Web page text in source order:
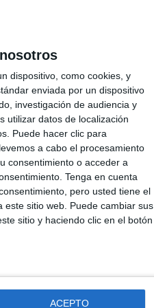
dispositivo, como cookies, y
enviada por un dispositivo
investigación de audiencia y
utilizar datos de localización
Puede hacer clic para
a cabo el procesamiento
consentimiento o acceder a
Tenga en cuenta
pero usted tiene el
sitio web. Puede cambiar sus
sitio y haciendo clic en el botón
ACEPTO